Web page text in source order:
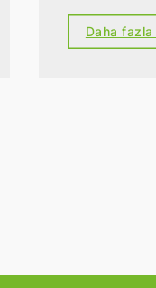
Uzman
hassas ve
Daha